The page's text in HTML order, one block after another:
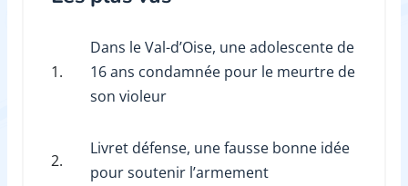
1.
Dans le Val-d’Oise, une adolescente de
16 ans condamnée pour le meurtre de
son violeur
2.
Livret défense, une fausse bonne idée
pour soutenir l’armement